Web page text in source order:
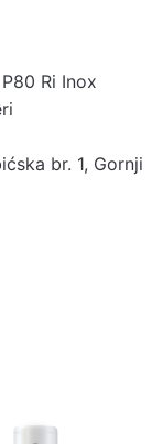
Ri Inox
br. 1, Gornji